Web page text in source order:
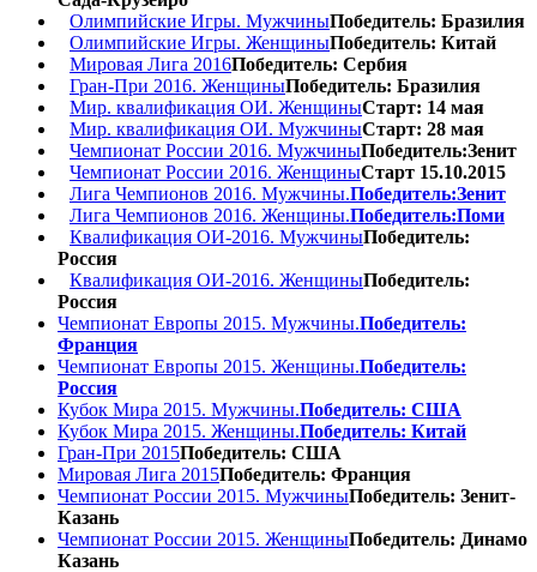
Олимпийские Игры. МужчиныПобедитель: Бразилия
Олимпийские Игры. ЖенщиныПобедитель: Китай
Мировая Лига 2016Победитель: Сербия
Гран-При 2016. ЖенщиныПобедитель: Бразилия
Мир. квалификация ОИ. ЖенщиныСтарт: 14 мая
Мир. квалификация ОИ. МужчиныСтарт: 28 мая
Чемпионат России 2016. МужчиныПобедитель:Зенит
Чемпионат России 2016. ЖенщиныСтарт 15.10.2015
Лига Чемпионов 2016. Мужчины.Победитель:Зенит
Лига Чемпионов 2016. Женщины.Победитель:Поми
Квалификация ОИ-2016. МужчиныПобедитель:
Россия
Квалификация ОИ-2016. ЖенщиныПобедитель:
Россия
Чемпионат Европы 2015. Мужчины.Победитель:
Франция
Чемпионат Европы 2015. Женщины.Победитель:
Россия
Кубок Мира 2015. Мужчины.Победитель: США
Кубок Мира 2015. Женщины.Победитель: Китай
Гран-При 2015Победитель: США
Мировая Лига 2015Победитель: Франция
Чемпионат России 2015. МужчиныПобедитель: Зенит-
Казань
Чемпионат России 2015. ЖенщиныПобедитель: Динамо
Казань